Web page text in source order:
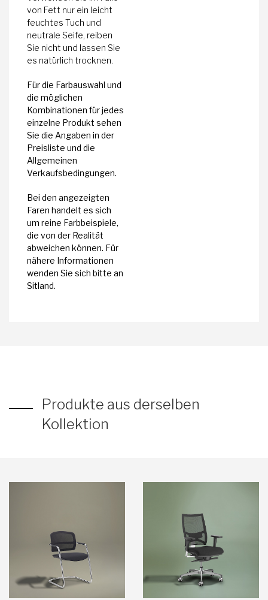
von Fett nur ein leicht
feuchtes Tuch und
neutrale Seife, reiben
Sie nicht und lassen Sie
es natürlich trocknen.
Für die Farbauswahl und
die möglichen
Kombinationen für jedes
einzelne Produkt sehen
Sie die Angaben in der
Preisliste und die
Allgemeinen
Verkaufsbedingungen.
Bei den angezeigten
Faren handelt es sich
um reine Farbbeispiele,
die von der Realität
abweichen können. Für
nähere Informationen
wenden Sie sich bitte an
Sitland.
Produkte aus derselben
Kollektion